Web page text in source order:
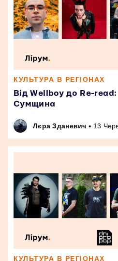
КУЛЬТУРА В РЕГІОНАХ
Від Wellboy до Re-
Сумщина
Лєра Зданевич • 13
КУЛЬТУРА В РЕГІОНАХ